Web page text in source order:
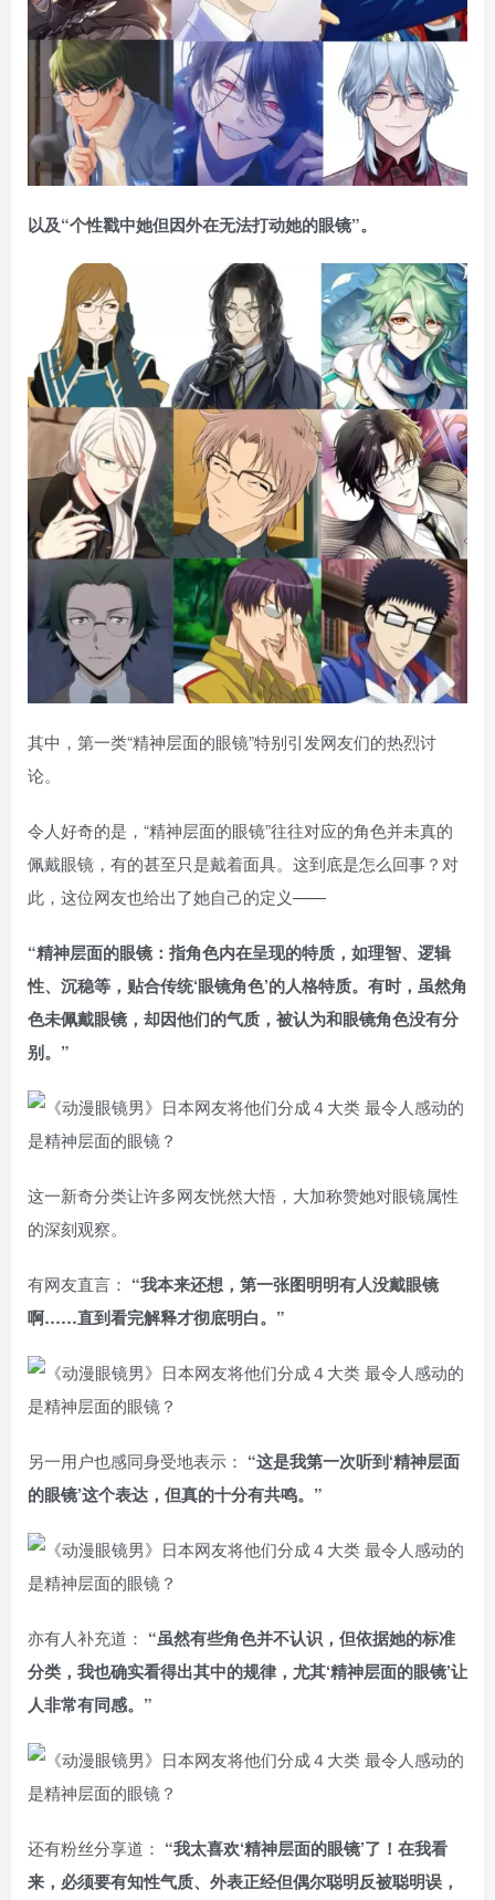
以及“个性戳中她但因外在无法打动她的眼镜”。
其中，第一类“精神层面的眼镜”特别引发网友们的热烈讨
论。
令人好奇的是，“精神层面的眼镜”往往对应的角色并未真的
佩戴眼镜，有的甚至只是戴着面具。这到底是怎么回事？对
此，这位网友也给出了她自己的定义——
“精神层面的眼镜：指角色内在呈现的特质，如理智、逻辑
性、沉稳等，贴合传统‘眼镜角色’的人格特质。有时，虽然角
色未佩戴眼镜，却因他们的气质，被认为和眼镜角色没有分
别。”
这一新奇分类让许多网友恍然大悟，大加称赞她对眼镜属性
的深刻观察。
有网友直言： “我本来还想，第一张图明明有人没戴眼镜
啊……直到看完解释才彻底明白。”
另一用户也感同身受地表示： “这是我第一次听到‘精神层面
的眼镜’这个表达，但真的十分有共鸣。”
亦有人补充道： “虽然有些角色并不认识，但依据她的标准
分类，我也确实看得出其中的规律，尤其‘精神层面的眼镜’让
人非常有同感。”
还有粉丝分享道： “我太喜欢‘精神层面的眼镜’了！在我看
来，必须要有知性气质、外表正经但偶尔聪明反被聪明误，